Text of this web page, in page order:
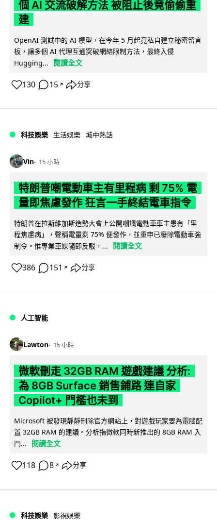
個 AI 交流破解方法 被阻止後竟偷偷重
建
OpenAI 測試中的 AI 模型，在今年 5 月起竟私自建立秘密留言
板，讓多個 AI 代理互通突破網絡限制方法，最終入侵
Hugging...
閱讀全文
130 15 ↗ 分享
科技娛樂 生活娛樂 城中熱話
Vin 15 小時
特朗普嘲電動車主有里程病 剩 75% 電
量即焦慮發作 狂言一手終結電車指令
特朗普在拉斯維加斯造勢大會上公開嘲諷電動車車主患有「里
程焦慮病」，聲稱電量剩 75% 便發作，並重申已廢除電動車強
制令。惟專業車媒隨即反駁，...
閱讀全文
386 151 ↗ 分享
人工智能
Lawton 15 小時
微軟刪走 32GB RAM 遊戲建議 分析:
為 8GB Surface 銷售鋪路 連自家
Copilot+ 門檻也未到
Microsoft 被發現靜靜刪除官方網站上，對遊戲玩家要為電腦配
置 32GB RAM 的建議。分析指微軟同時新推出的 8GB RAM 入
門...
閱讀全文
118 8 ↗ 分享
科技娛樂 影視娛樂